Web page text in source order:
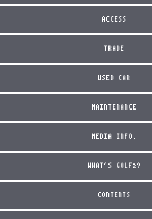
ACCESS
TRADE
USED CAR
MAINTENANCE
MEDIA INFO.
WHAT'S GOLF2?
CONTENTS